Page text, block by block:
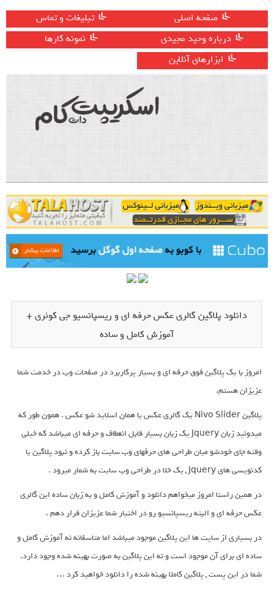
صفحه اصلی
تبلیغات و تماس
درباره وحید مجیدی
نمونه کارها
ابزارهای آنلاین
دانلود پلاگین گالری عکس حرفه ای و ریسپانسیو جی کوئری +
آموزش کامل و ساده
امروز با یک پلاگین فوق حرفه ای و بسیار پرکاربرد در صفحات وب در خدمت شما
عزیزان هستم.
پلاگین Nivo Slider یک گالری عکس یا همان اسلاید شو عکس . همون طور که
میدونید زبان Jquery یک زبان بسیار قابل انعطاف و حرفه ای میباشد که خیلی
وقته جای خودشو میان طراحی های حرفهای وب سایت باز کرده و نبود پلاگین یا
کدنویسی های Jquery , یک خلا در طراحی وب سایت به شمار میرود .
در همین راستا امروز میخواهم دانلود و آموزش کامل و به زبان ساده این گالری
عکس حرفه ای و البته ریسپانسیو رو در اختیار شما عزیزان قرار دهم .
در بسیاری از سایت ها این پلاگین موجود میباشد اما متاسفانه نه آموزش کامل و
ساده ای برای آن موجود است و نه این پلاگین به صورت بهینه شده وجود دارد.
شما در این پست , پلاگین کاملا بهینه شده را دانلود خواهید کرد …